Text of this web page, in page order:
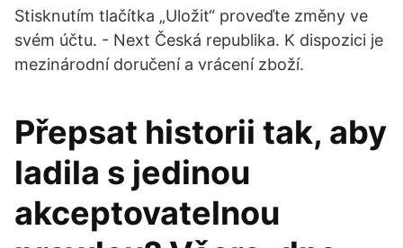
Stisknutím tlačítka „Uložit“ proveďte změny ve
svém účtu. - Next Česká republika. K dispozici je
mezinárodní doručení a vrácení zboží.
Přepsat historii tak, aby
ladila s jedinou
akceptovatelnou